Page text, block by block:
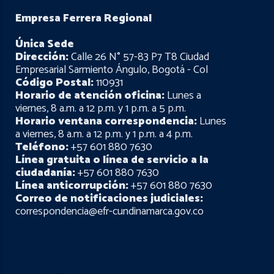
Empresa Ferrera Regional
Única Sede
Dirección:Calle 26 N° 57-83 P7 T8 Ciudad
Empresarial Sarmiento Ángulo, Bogotá - Col
Código Postal:110931
Horario de atención oficina:Lunes a
viernes, 8 a.m. a 12 p.m. y 1 p.m. a 5 p.m.
Horario ventana correspondencia:Lunes
a viernes, 8 a.m. a 12 p.m. y 1 p.m. a 4 p.m.
Teléfono:+57 601 880 7630
Línea gratuita o línea de servicio a la
ciudadanía:+57 601 880 7630
Línea anticorrupción:+57 601 880 7630
Correo de notificaciones judiciales:
correspondencia@efr-cundinamarca.gov.co